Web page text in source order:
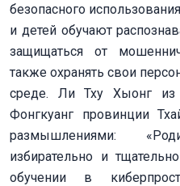
безопасного
и детей обучают
защищаться от
также охранять свои
среде. Ли Тху Хыонг из
Фонгкуанг провинции
размышлениями:
избирательно и
обучении в